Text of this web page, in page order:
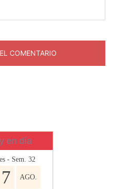
en día
- Sem. 32
7 AGO.